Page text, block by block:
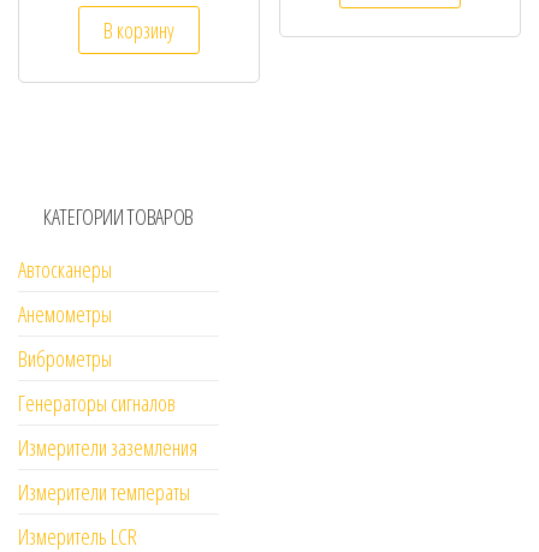
В корзину
КАТЕГОРИИ ТОВАРОВ
Автосканеры
Анемометры
Виброметры
Генераторы сигналов
Измерители заземления
Измерители температы
Измеритель LCR